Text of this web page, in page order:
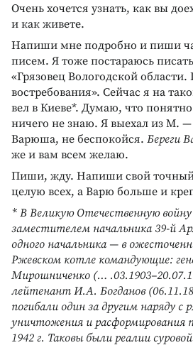
Очень хочется узнать, как вы
и как живете.
Напиши мне подробно и пиши
писем. Я тоже постараюсь
«Грязовец Вологодской области.
востребования». Сейчас я на
вел в Киеве*. Думаю, что
ничего не знаю. Я выехал из М. —
Варюша, не беспокойся. Береги
же и вам всем желаю.
Пиши, жду. Напиши свой точный
целую всех, а Варю больше и
* В Великую Отечественную
заместителем начальника 39-й
одного начальника — в
Ржевском котле командующие:
Мирошниченко (…
лейтенант И.А. Богданов
погибали один за другим наряду с
уничтожения и расформирования
1942 г. Таковы были реалии